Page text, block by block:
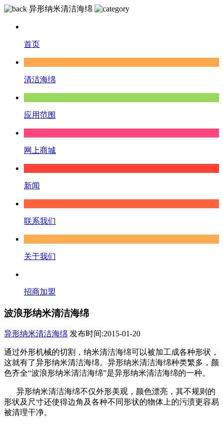
异形纳米清洁海绵
首页
清洁海绵
应用范围
网上商城
新闻
联系我们
关于我们
招商加盟
波浪形纳米清洁海绵
异形纳米清洁海绵 发布时间:2015-01-20
通过外形机械的切割，纳米清洁海绵可以被加工成各种形状，
这就有了异形纳米清洁海绵。异形纳米清洁海绵种类繁多，颜
色齐全“波浪形纳米清洁海绵”是异形纳米清洁海绵的一种。
异形纳米清洁海绵不仅外形美观，颜色漂亮，其不规则的
形状及尺寸还使得边角及各种不同形状的物体上的污渍更容易
被清理干净。